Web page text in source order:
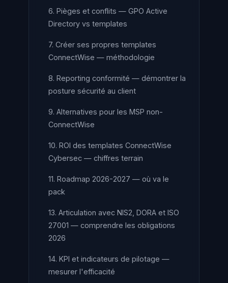
6. Pièges et conflits — GPO Active
Directory vs templates
7. Créer ses propres templates
ConnectWise — méthodologie
8. Reporting conformité — démontrer la
posture sécurité au client
9. Alternatives pour les MSP non-
ConnectWise
10. ROI des templates ConnectWise
Cybersec — chiffres terrain
11. Roadmap 2026-2027 — où va le
pack
13. Articulation avec NIS2, DORA et ISO
27001 — comprendre les obligations
2026
14. KPI et indicateurs de pilotage —
mesurer l'efficacité